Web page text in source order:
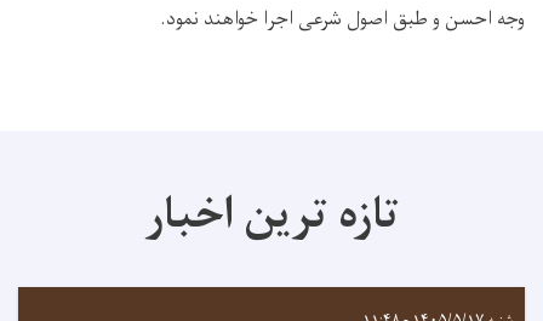
وجه احسن و طبق اصول شرعی اجرا خواهند نمود.
تازه ترین اخبار